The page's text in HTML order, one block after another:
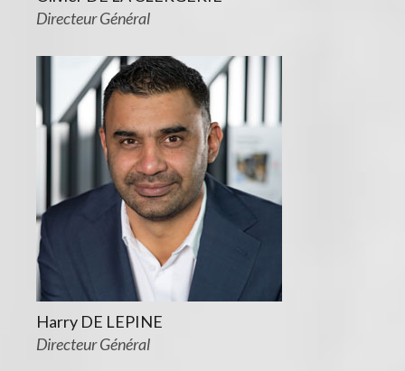
Directeur Général
Harry DE LEPINE
Directeur Général